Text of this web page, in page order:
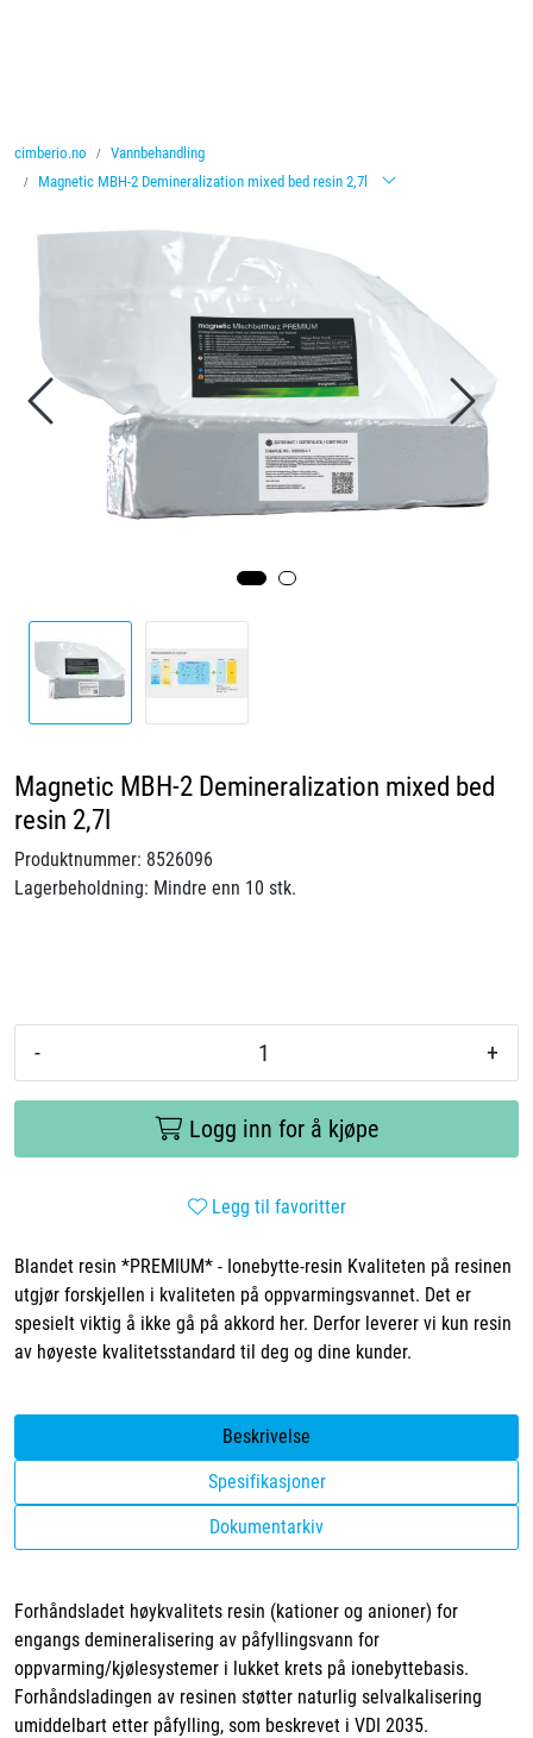
cimberio.no
Vannbehandling
Magnetic MBH-2 Demineralization mixed bed resin 2,7l
Magnetic MBH-2 Demineralization mixed bed
resin 2,7l
Produktnummer: 8526096
Lagerbeholdning: Mindre enn 10 stk.
- +
Logg inn for å kjøpe
Legg til favoritter
Blandet resin *PREMIUM* - Ionebytte-resin Kvaliteten på resinen
utgjør forskjellen i kvaliteten på oppvarmingsvannet. Det er
spesielt viktig å ikke gå på akkord her. Derfor leverer vi kun resin
av høyeste kvalitetsstandard til deg og dine kunder.
Beskrivelse
Spesifikasjoner
Dokumentarkiv
Forhåndsladet høykvalitets resin (kationer og anioner) for
engangs demineralisering av påfyllingsvann for
oppvarming/kjølesystemer i lukket krets på ionebyttebasis.
Forhåndsladingen av resinen støtter naturlig selvalkalisering
umiddelbart etter påfylling, som beskrevet i VDI 2035.
Vannbehandling
Rørsystemer
Nyheter
Brosjyrer
Sertifiseringer
Prosjekter
Blogg
Miljø og bærekraft